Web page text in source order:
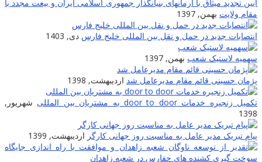
آیین تجدید میثاق با آرمانهای بنیانگذار جمهوری اسلامی ایران و بیعت مجدد با
مقام ولایت بهمن, 1397
انتصابات جدید در حمل و نقل بین المللی خلیج فارس دی, 1403
سهمیه لاستیک شعب بهمن, 1397
پژمان حسینی قائم مقام مدیرعامل شد اردیبهشت, 1398
تکمیل زنجیره خدمات door to door به مشتریان بین المللى
شهریور,
1398
پیام تبریک مدیر عامل به مناسبت روز جهانی کارگر اردیبهشت, 1399